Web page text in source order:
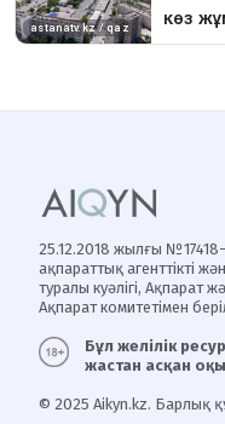
25.12.2018 жылғы
ақпараттық агенттікті
туралы куәлігі, Ақпарат
Ақпарат комитетімен
Бұл желілік
жастан асқан
© 2025 Aikyn.kz. Барлық